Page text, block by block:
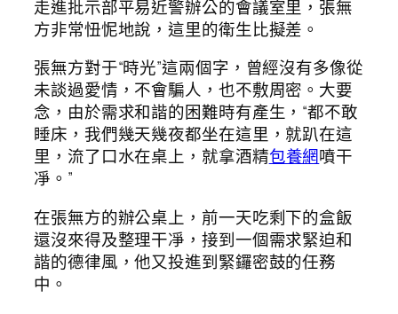
走進批示部平易近警辦公的會議室里，張無
方非常忸怩地說，這里的衛生比擬差。
張無方對于“時光”這兩個字，曾經沒有多像從
未談過愛情，不會騙人，也不敷周密。大要
念，由於需求和諧的困難時有產生，“都不敢
睡床，我們幾天幾夜都坐在這里，就趴在這
里，流了口水在桌上，就拿酒精包養網噴干
凈。”
在張無方的辦公桌上，前一天吃剩下的盒飯
還沒來得及整理干凈，接到一個需求緊迫和
諧的德律風，他又投進到緊鑼密鼓的任務
中。